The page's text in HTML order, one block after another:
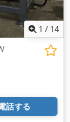
1 / 14
話する